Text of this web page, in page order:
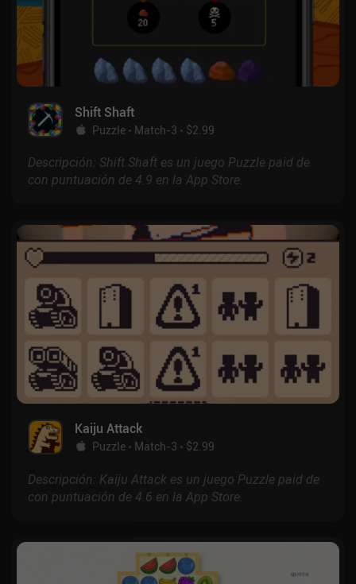
Shift Shaft
Puzzle Match-3 $2.99
Descripción: Shift Shaft es un juego Puzzle paid de
con puntuación de 4.9 en la App Store.
Kaiju Attack
Puzzle Match-3 $2.99
Descripción: Kaiju Attack es un juego Puzzle paid de
con puntuación de 4.6 en la App Store.